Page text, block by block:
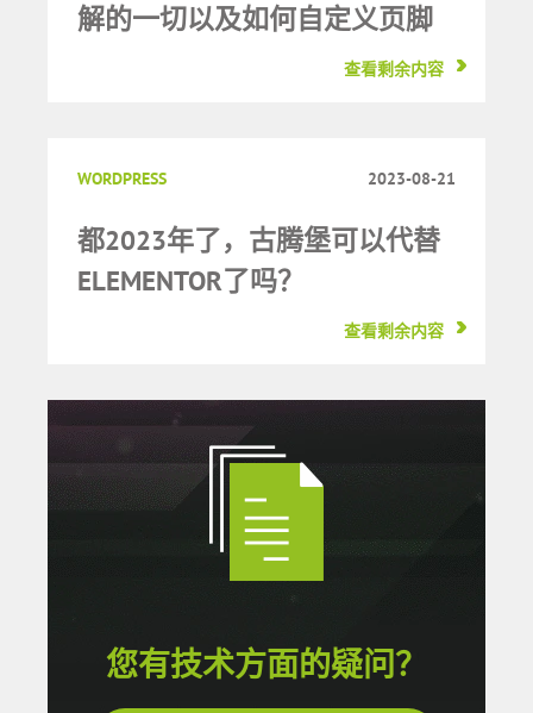
解的一切以及如何自定义页脚
查看剩余内容
WORDPRESS 2023-08-21
都2023年了，古腾堡可以代替
ELEMENTOR了吗？
查看剩余内容
您有技术方面的疑问？